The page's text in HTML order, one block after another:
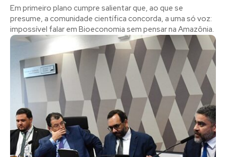
Em primeiro plano cumpre salientar que, ao que se
presume, a comunidade científica concorda, a uma só voz:
impossível falar em Bioeconomia sem pensar na Amazônia.